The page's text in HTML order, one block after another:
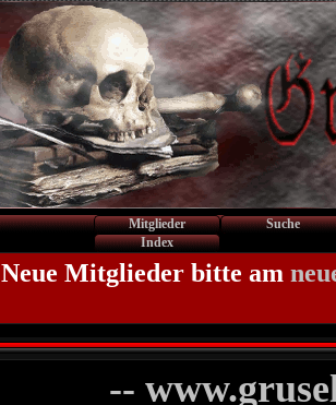
Mitglieder
Suche
Index
Neue Mitglieder bitte am
--